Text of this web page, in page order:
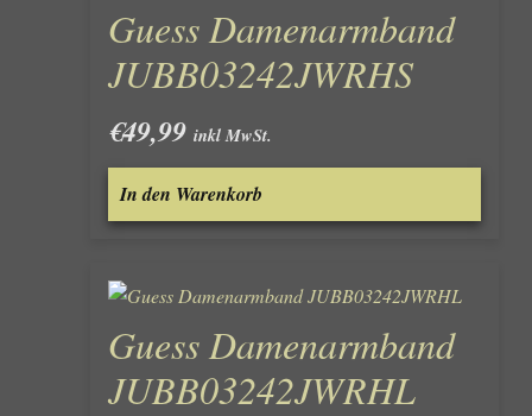
Guess Damenarmband
JUBB03242JWRHS
€49,99 inkl MwSt.
In den Warenkorb
Guess Damenarmband
JUBB03242JWRHL